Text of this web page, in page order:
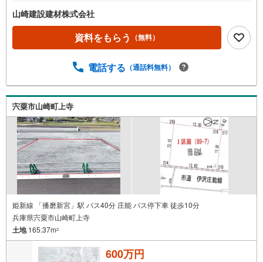
山崎建設建材株式会社
資料をもらう （無料）
電話する （通話料無料）
宍粟市山崎町上寺
姫新線 「播磨新宮」駅 バス40分 庄能 バス停下車 徒歩10分
兵庫県宍粟市山崎町上寺
土地165.37m2
600万円